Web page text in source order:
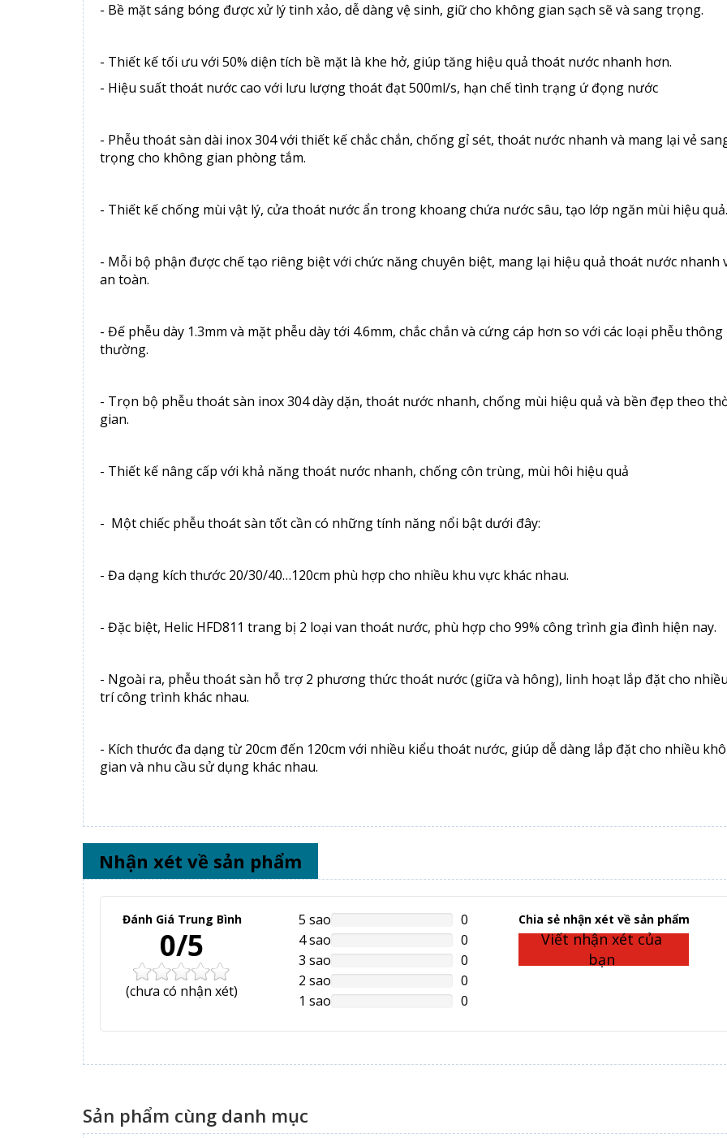
- Bề mặt sáng bóng được xử lý tinh xảo, dễ dàng vệ sinh, giữ cho không gian sạch sẽ và sang trọng.
- Thiết kế tối ưu với 50% diện tích bề mặt là khe hở, giúp tăng hiệu quả thoát nước nhanh hơn.
- Hiệu suất thoát nước cao với lưu lượng thoát đạt 500ml/s, hạn chế tình trạng ứ đọng nước
- Phễu thoát sàn dài inox 304 với thiết kế chắc chắn, chống gỉ sét, thoát nước nhanh và mang lại vẻ
trọng cho không gian phòng tắm.
- Thiết kế chống mùi vật lý, cửa thoát nước ẩn trong khoang chứa nước sâu, tạo lớp ngăn mùi hiệu quả.
- Mỗi bộ phận được chế tạo riêng biệt với chức năng chuyên biệt, mang lại hiệu quả thoát nước nhanh
an toàn.
- Đế phễu dày 1.3mm và mặt phễu dày tới 4.6mm, chắc chắn và cứng cáp hơn so với các loại phễu thông
thường.
- Trọn bộ phễu thoát sàn inox 304 dày dặn, thoát nước nhanh, chống mùi hiệu quả và bền đẹp theo
gian.
- Thiết kế nâng cấp với khả năng thoát nước nhanh, chống côn trùng, mùi hôi hiệu quả
- Một chiếc phễu thoát sàn tốt cần có những tính năng nổi bật dưới đây:
- Đa dạng kích thước 20/30/40…120cm phù hợp cho nhiều khu vực khác nhau.
- Đặc biệt, Helic HFD811 trang bị 2 loại van thoát nước, phù hợp cho 99% công trình gia đình hiện nay.
- Ngoài ra, phễu thoát sàn hỗ trợ 2 phương thức thoát nước (giữa và hông), linh hoạt lắp đặt cho
trí công trình khác nhau.
- Kích thước đa dạng từ 20cm đến 120cm với nhiều kiểu thoát nước, giúp dễ dàng lắp đặt cho nhiều
gian và nhu cầu sử dụng khác nhau.
Nhận xét về sản phẩm
Đánh Giá Trung Bình
0/5
(chưa có nhận xét)
5 saoNAN%
Complete
0
4 saoNAN%
Complete
0
3 saoNAN%
Complete
0
2 saoNAN%
Complete
0
1 saoNAN%
0
Chia sẻ nhận xét về sản phẩm
Viết nhận xét của
bạn
Sản phẩm cùng danh mục